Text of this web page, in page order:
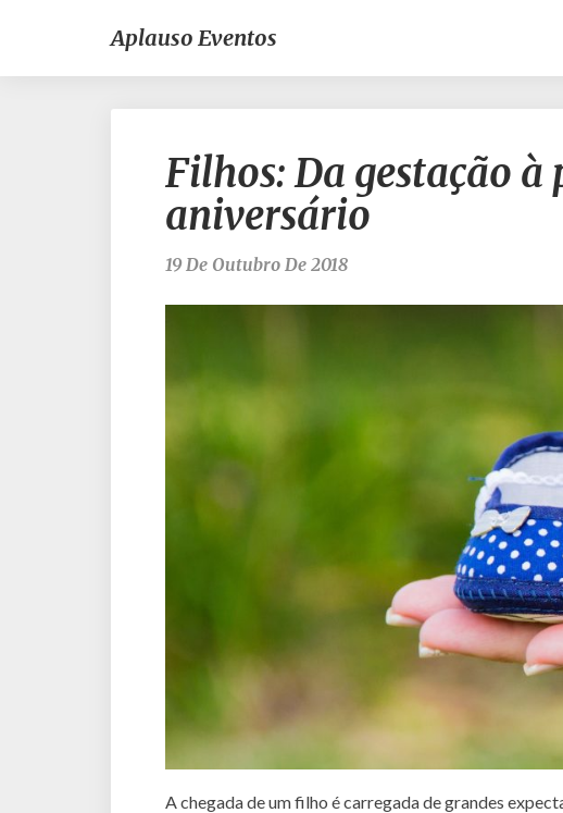
Aplauso Eventos
Filhos: Da gestação
aniversário
19 De Outubro De 2018
A chegada de um filho é carregada de grandes